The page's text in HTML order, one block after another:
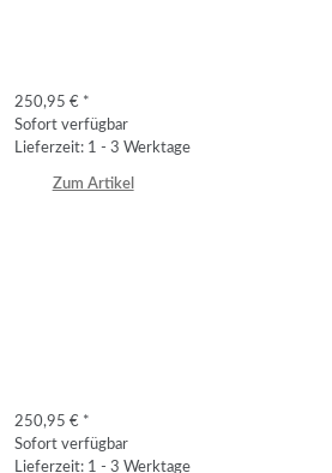
250,95 € *
Sofort verfügbar
Lieferzeit: 1 - 3 Werktage
Zum Artikel
250,95 € *
Sofort verfügbar
Lieferzeit: 1 - 3 Werktage